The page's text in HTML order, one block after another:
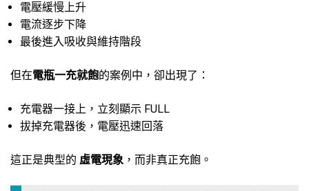
電壓緩慢上升
電流逐步下降
最後進入吸收與維持階段
但在電瓶一充就飽的案例中，卻出現了：
充電器一接上，立刻顯示 FULL
拔掉充電器後，電壓迅速回落
這正是典型的 虛電現象 ，而非真正充飽。